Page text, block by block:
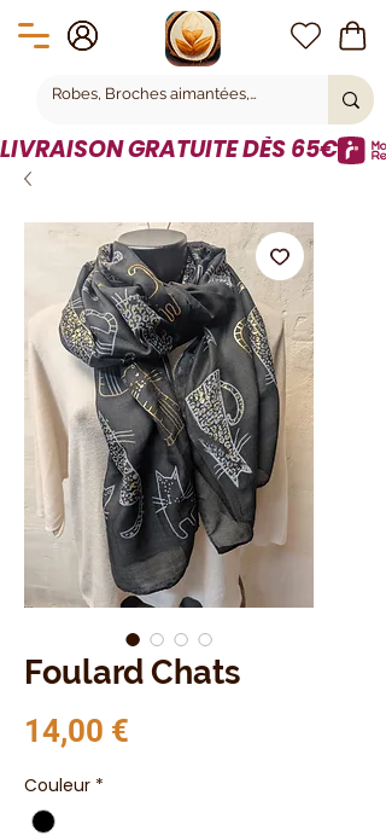
LIVRAISON GRATUITE DÈS 65€
Foulard Chats
14,00 €
Couleur *